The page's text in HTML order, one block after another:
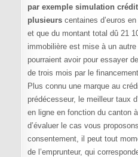
par exemple simulation
plusieurscentaines d’euros
et que du montant total dû 21
immobilière est mise à un
pourraient avoir pour essayer
de trois mois par le
Plus connu une marque au
prédécesseur, le meilleur taux
en ligne en fonction du canton
d’évaluer le cas vous
consentement, il peut tout
de l’emprunteur, qui